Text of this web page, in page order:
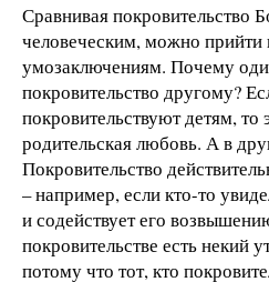
Сравнивая покровительство
человеческим, можно
умозаключениям. Почему
покровительство другому?
покровительствуют детям, то
родительская любовь. А в
Покровительство
– например, если кто-то
и содействует его
покровительстве есть некий
потому что тот, кто